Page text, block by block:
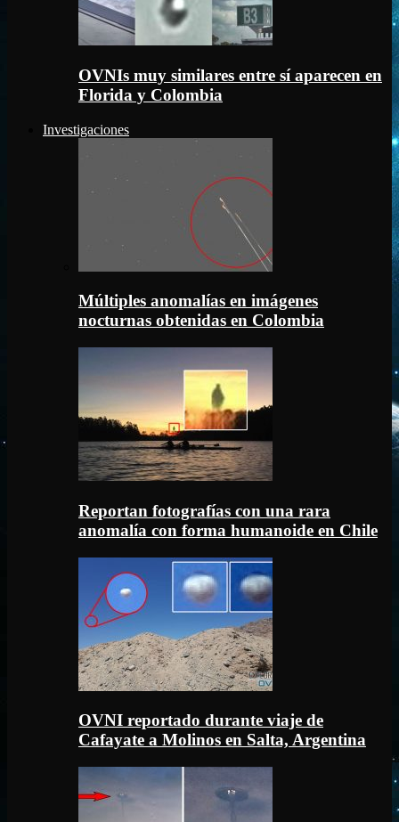
OVNIs muy similares entre sí aparecen en
Florida y Colombia
Investigaciones
Múltiples anomalías en imágenes
nocturnas obtenidas en Colombia
Reportan fotografías con una rara
anomalía con forma humanoide en Chile
OVNI reportado durante viaje de
Cafayate a Molinos en Salta, Argentina